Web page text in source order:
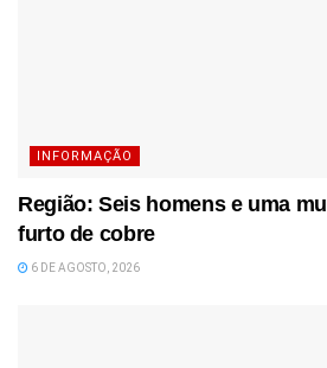
INFORMAÇÃO
Região: Seis homens e uma
furto de cobre
6 DE AGOSTO, 2026